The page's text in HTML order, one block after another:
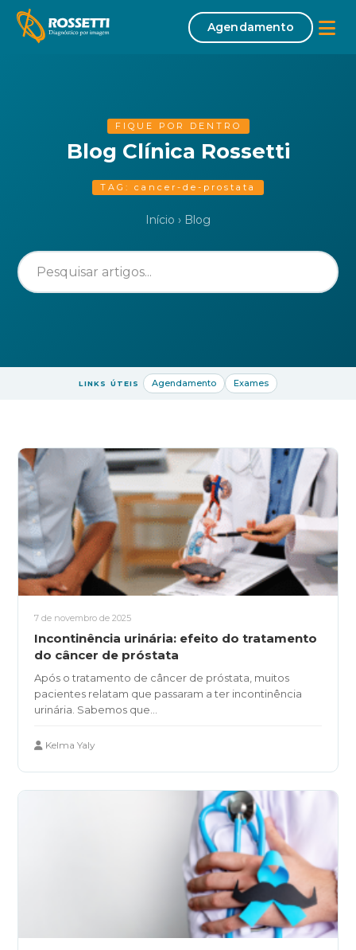
Agendamento
Exames
Tomografia Computadorizada
Mamografia
Mamotomia
Resultados
Blog
Contato
Ouvidoria
SIGA-NOS
FIQUE POR DENTRO
Blog Clínica Rossetti
TAG: cancer-de-prostata
Início › Blog
LINKS ÚTEIS Agendamento Exames
7 de novembro de 2025
Incontinência urinária: efeito do tratamento
do câncer de próstata
Após o tratamento de câncer de próstata, muitos
pacientes relatam que passaram a ter incontinência
urinária. Sabemos que...
Kelma Yaly